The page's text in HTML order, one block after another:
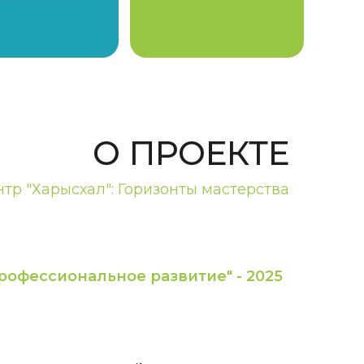
О ПРОЕКТЕ
"Харысхал": Горизонты мастерства
развитие" - 2025